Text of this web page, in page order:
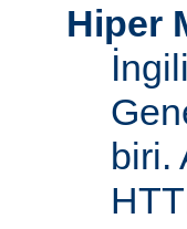
Hiper
biri.